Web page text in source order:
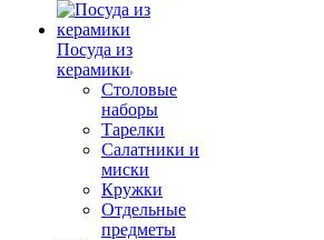
Посуда из
керамики
Столовые
наборы
Тарелки
Салатники и
миски
Кружки
Отдельные
предметы